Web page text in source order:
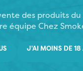
des produits
équipe Chez
J'AI MOINS DE 18
E-liquides